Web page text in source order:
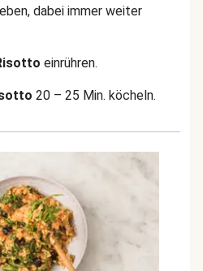
dabei immer weiter
einrühren.
20 – 25 Min. köcheln.